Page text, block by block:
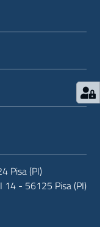
Pisa (PI)
14 - 56125 Pisa (PI)